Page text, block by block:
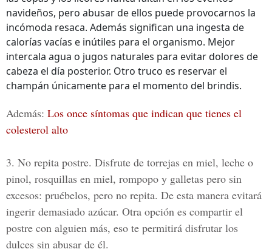
navideños, pero abusar de ellos puede provocarnos la
incómoda resaca. Además significan una ingesta de
calorías vacías e inútiles para el organismo. Mejor
intercala agua o jugos naturales para evitar dolores de
cabeza el día posterior. Otro truco es reservar el
champán únicamente para el momento del brindis.
Además: Los once síntomas que indican que tienes el
colesterol alto
3. No repita postre. Disfrute de torrejas en miel, leche o
pinol, rosquillas en miel, rompopo y galletas pero sin
excesos: pruébelos, pero no repita. De esta manera evitará
ingerir demasiado azúcar. Otra opción es compartir el
postre con alguien más, eso te permitirá disfrutar los
dulces sin abusar de él.